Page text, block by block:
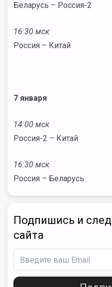
Беларусь – Россия-2
16:30 мск
Россия – Китай
7 января
14:00 мск
Россия-2 – Китай
16:30 мск
Россия – Беларусь
Подпишись и
сайта